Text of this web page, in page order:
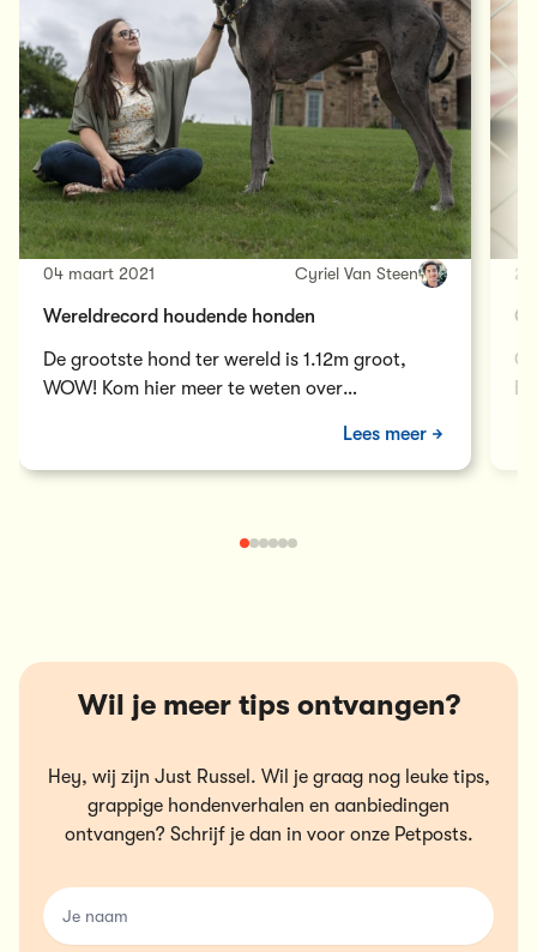
04 maart 2021 Cyriel Van Steen
Wereldrecord houdende honden
De grootste hond ter wereld is 1.12m groot,
WOW! Kom hier meer te weten over
Lees meer
Wil je meer tips ontvangen?
Hey, wij zijn Just Russel. Wil je graag nog leuke tips,
grappige hondenverhalen en aanbiedingen
ontvangen? Schrijf je dan in voor onze Petposts.
name